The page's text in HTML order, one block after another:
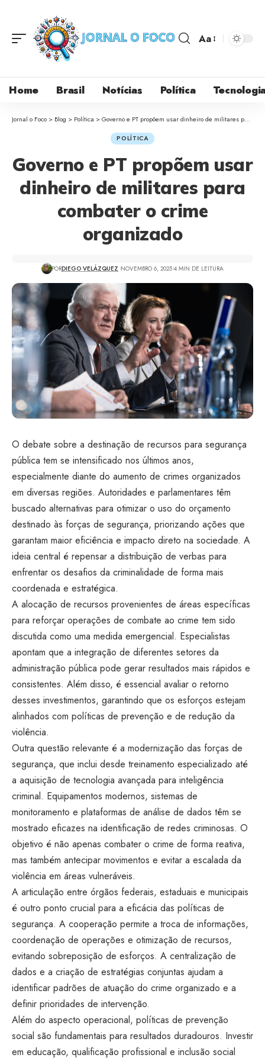
Aa
Home Brasil Notícias Política
Jornal o Foco > Blog > Política >Governo e PT propõem usar dinheiro de militares para combater o crime organizado
POLÍTICA
Governo e PT propõem usar
dinheiro de militares para
combater o crime
organizado
PORDIEGO VELÁZQUEZ NOVEMBRO 6, 2025 4 MIN DE LEITURA
O debate sobre a destinação de recursos para segurança
pública tem se intensificado nos últimos anos,
especialmente diante do aumento de crimes organizados
em diversas regiões. Autoridades e parlamentares têm
buscado alternativas para otimizar o uso do orçamento
destinado às forças de segurança, priorizando ações que
garantam maior eficiência e impacto direto na sociedade. A
ideia central é repensar a distribuição de verbas para
enfrentar os desafios da criminalidade de forma mais
coordenada e estratégica.
A alocação de recursos provenientes de áreas específicas
para reforçar operações de combate ao crime tem sido
discutida como uma medida emergencial. Especialistas
apontam que a integração de diferentes setores da
administração pública pode gerar resultados mais rápidos e
consistentes. Além disso, é essencial avaliar o retorno
desses investimentos, garantindo que os esforços estejam
alinhados com políticas de prevenção e de redução da
violência.
Outra questão relevante é a modernização das forças de
segurança, que inclui desde treinamento especializado até
a aquisição de tecnologia avançada para inteligência
criminal. Equipamentos modernos, sistemas de
monitoramento e plataformas de análise de dados têm se
mostrado eficazes na identificação de redes criminosas. O
objetivo é não apenas combater o crime de forma reativa,
mas também antecipar movimentos e evitar a escalada da
violência em áreas vulneráveis.
A articulação entre órgãos federais, estaduais e municipais
é outro ponto crucial para a eficácia das políticas de
segurança. A cooperação permite a troca de informações,
coordenação de operações e otimização de recursos,
evitando sobreposição de esforços. A centralização de
dados e a criação de estratégias conjuntas ajudam a
identificar padrões de atuação do crime organizado e a
definir prioridades de intervenção.
Além do aspecto operacional, políticas de prevenção
social são fundamentais para resultados duradouros. Investir
em educação, qualificação profissional e inclusão social